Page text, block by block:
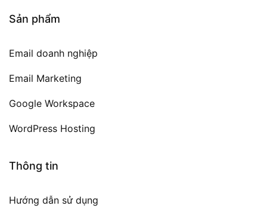
Sản phẩm
Email doanh nghiệp
Email Marketing
Google Workspace
WordPress Hosting
Thông tin
Hướng dẫn sử dụng